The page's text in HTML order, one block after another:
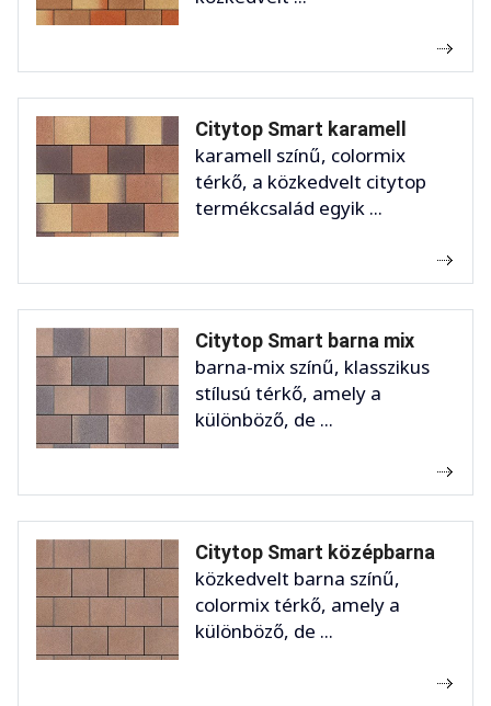
Citytop Smart karamell
karamell színű, colormix
térkő, a közkedvelt citytop
termékcsalád egyik ...
Citytop Smart barna mix
barna-mix színű, klasszikus
stílusú térkő, amely a
különböző, de ...
Citytop Smart középbarna
közkedvelt barna színű,
colormix térkő, amely a
különböző, de ...